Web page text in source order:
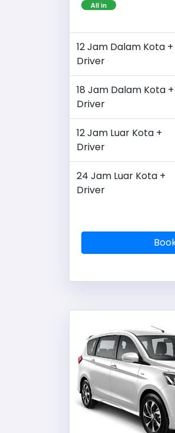
All in
12 Jam Dalam Kota +
Driver
18 Jam Dalam Kota +
Driver
12 Jam Luar Kota +
Driver
24 Jam Luar Kota +
Driver